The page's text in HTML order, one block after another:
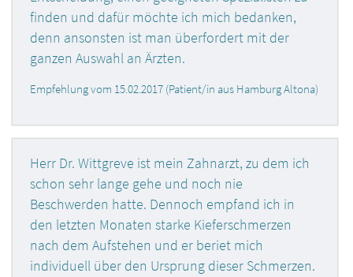
finden und dafür möchte ich mich bedanken,
denn ansonsten ist man überfordert mit der
ganzen Auswahl an Ärzten.
Empfehlung vom 15.02.2017 (Patient/in aus Hamburg Altona)
Herr Dr. Wittgreve ist mein Zahnarzt, zu dem ich
schon sehr lange gehe und noch nie
Beschwerden hatte. Dennoch empfand ich in
den letzten Monaten starke Kieferschmerzen
nach dem Aufstehen und er beriet mich
individuell über den Ursprung dieser Schmerzen.